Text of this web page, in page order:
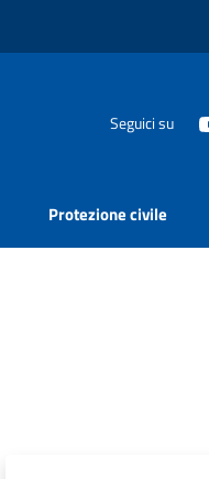
Seguici su
Protezione civile